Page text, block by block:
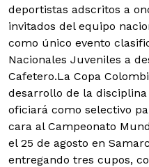
deportistas adscritos a
invitados del equipo
como único evento
Nacionales Juveniles a
Cafetero.La Copa
desarrollo de la
oficiará como selectivo
cara al Campeonato
el 25 de agosto en
entregando tres cupos,